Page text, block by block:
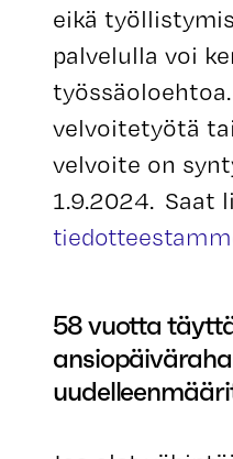
eikä
palvelulla voi
velvoitetyötä
velvoite on
1.9.2024. Saat
58 vuotta